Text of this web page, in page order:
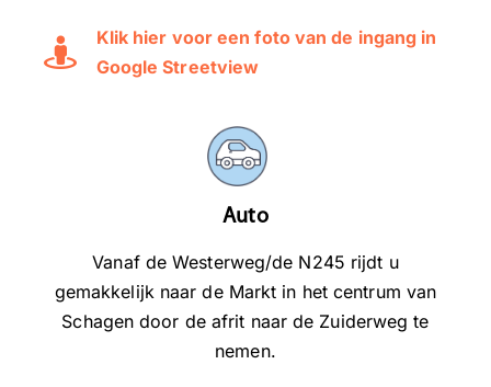
Klik hier voor een foto van de ingang in
Google Streetview
Auto
Vanaf de Westerweg/de N245 rijdt u
gemakkelijk naar de Markt in het centrum van
Schagen door de afrit naar de Zuiderweg te
nemen.